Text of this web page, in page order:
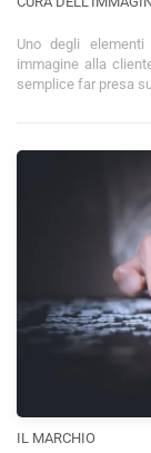
Uno degli
immagine alla
semplice far presa
IL MARCHIO